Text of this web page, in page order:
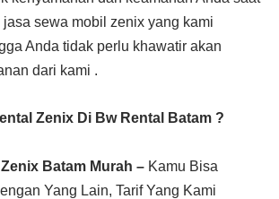
sewa mobil zenix yang kami
Anda tidak perlu khawatir akan
dari kami .
Zenix Di Bw Rental Batam ?
Batam Murah – Kamu Bisa
Yang Lain, Tarif Yang Kami